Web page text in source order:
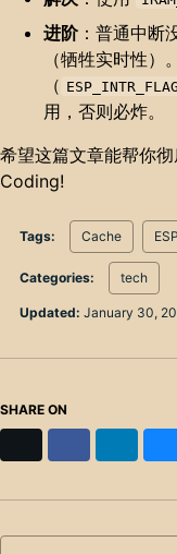
进阶 ：普通中断
（牺牲实时性）
（
用，否则必炸。
希望这篇文章能帮你
Coding!
Tags: Cache
Categories: tech
Updated: January 30,
SHARE ON